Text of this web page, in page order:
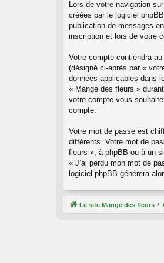
Lors de votre navigation
créées par le logiciel
publication de messages
inscription et lors de votre
Votre compte contiendra
(désigné ci-après par «
données applicables dans
« Mange des fleurs »
votre compte vous
compte.
Votre mot de passe est
différents. Votre mot de
fleurs », à phpBB ou à un
« J’ai perdu mon mot de
logiciel phpBB générera
Le site Mange des fleurs